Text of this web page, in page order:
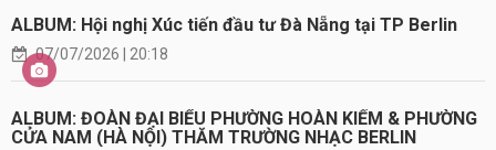
ALBUM: Hội nghị Xúc tiến đầu tư Đà Nẵng tại TP Berlin
07/07/2026 | 20:18
ALBUM: ĐOÀN ĐẠI BIỂU PHƯỜNG HOÀN KIẾM & PHƯỜNG
CỬA NAM (HÀ NỘI) THĂM TRƯỜNG NHẠC BERLIN